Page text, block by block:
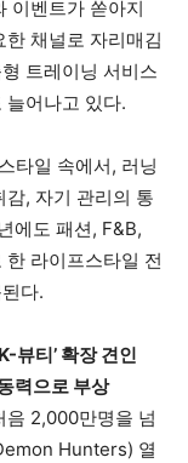
이벤트가 쏟아지
채널로 자리매김
트레이닝 서비스
늘어나고 있다.
타일 속에서, 러닝
, 자기 관리의 통
에도 패션, F&B,
라이프스타일 전
다.
뷰티’ 확장 견인
력으로 부상
음 2,000만명을 넘
Hunters) 열